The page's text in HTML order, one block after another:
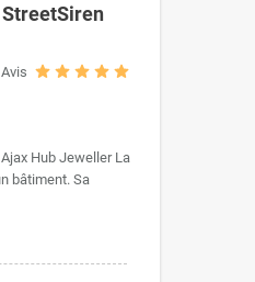
Avis
Hub Jeweller La
bâtiment. Sa